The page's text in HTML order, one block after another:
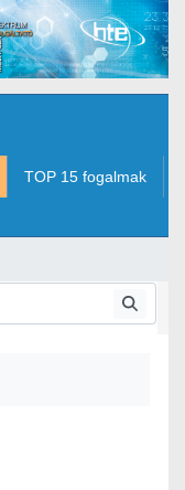
TOP 15 fogalmak